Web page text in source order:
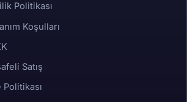
Politikası
Koşulları
Satış
Politikası